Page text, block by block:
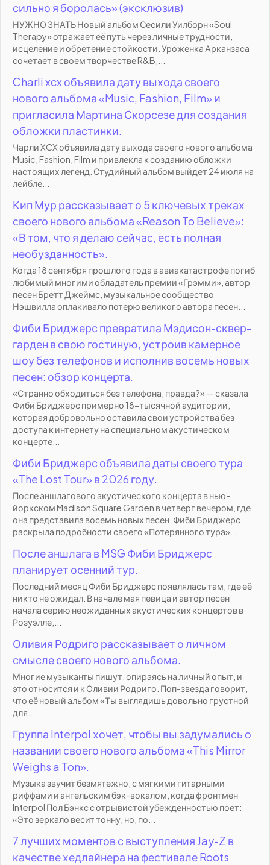
сильно я боролась» (эксклюзив)
НУЖНО ЗНАТЬ Новый альбом Сесили Уилборн «Soul
Therapy» отражает её путь через личные трудности,
исцеление и обретение стойкости. Уроженка Арканзаса
сочетает в своем творчестве R&B,...
Charli xcx объявила дату выхода своего
нового альбома «Music, Fashion, Film» и
пригласила Мартина Скорсезе для создания
обложки пластинки.
Чарли XCX объявила дату выхода своего нового альбома
Music, Fashion, Film и привлекла к созданию обложки
настоящих легенд. Студийный альбом выйдет 24 июля на
лейбле...
Кип Мур рассказывает о 5 ключевых треках
своего нового альбома «Reason To Believe»:
«В том, что я делаю сейчас, есть полная
необузданность».
Когда 18 сентября прошлого года в авиакатастрофе погиб
любимый многими обладатель премии «Грэмми», автор
песен Бретт Джеймс, музыкальное сообщество
Нэшвилла оплакивало потерю великого автора песен...
Фиби Бриджерс превратила Мэдисон-сквер-
гарден в свою гостиную, устроив камерное
шоу без телефонов и исполнив восемь новых
песен: обзор концерта.
«Странно обходиться без телефона, правда?» — сказала
Фиби Бриджерс примерно 18-тысячной аудитории,
которая добровольно оставила свои устройства без
доступа к интернету на специальном акустическом
концерте...
Фиби Бриджерс объявила даты своего тура
«The Lost Tour» в 2026 году.
После аншлагового акустического концерта в нью-
йоркском Madison Square Garden в четверг вечером, где
она представила восемь новых песен, Фиби Бриджерс
раскрыла подробности своего «Потерянного тура»...
После аншлага в MSG Фиби Бриджерс
планирует осенний тур.
Последний месяц Фиби Бриджерс появлялась там, где её
никто не ожидал. В начале мая певица и автор песен
начала серию неожиданных акустических концертов в
Розуэлле,...
Оливия Родриго рассказывает о личном
смысле своего нового альбома.
Многие музыканты пишут, опираясь на личный опыт, и
это относится и к Оливии Родриго. Поп-звезда говорит,
что её новый альбом «Ты выглядишь довольно грустной
для...
Группа Interpol хочет, чтобы вы задумались о
названии своего нового альбома «This Mirror
Weighs a Ton».
Музыка звучит безмятежно, с мягкими гитарными
риффами и ангельским бэк-вокалом, когда фронтмен
Interpol Пол Бэнкс с отрывистой убежденностью поет:
«Это зеркало весит тонну, но, по...
7 лучших моментов с выступления Jay-Z в
качестве хедлайнера на фестивале Roots